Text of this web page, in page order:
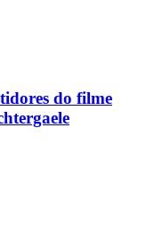
do filme